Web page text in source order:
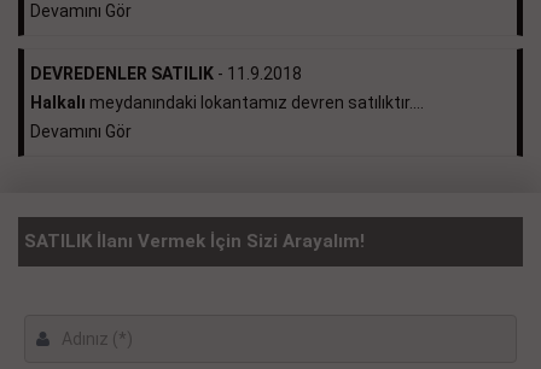
Devamını Gör
DEVREDENLER SATILIK - 11.9.2018
Halkalı meydanındaki lokantamız devren satılıktır....
Devamını Gör
SATILIK İlanı Vermek İçin Sizi Arayalım!